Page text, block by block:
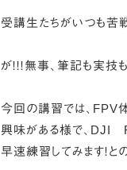
受講生たちがいつも苦戦
が！！！無事、筆記も実
今回の講習では、FPV体
興味がある様で、DJI
早速練習してみます！と